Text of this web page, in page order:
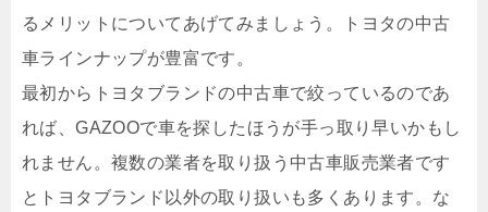
るメリットについてあげてみましょう。トヨタの中古
車ラインナップが豊富です。
最初からトヨタブランドの中古車で絞っているのであ
れば、GAZOOで車を探したほうが手っ取り早いかもし
れません。複数の業者を取り扱う中古車販売業者です
とトヨタブランド以外の取り扱いも多くあります。な